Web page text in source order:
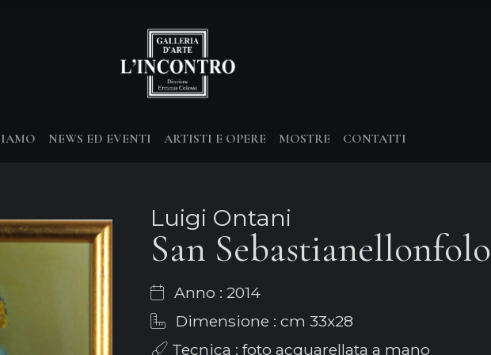
NEWS ED EVENTI ARTISTI E OPERE MOSTRE CONTATTI
Luigi Ontani
San Sebastianellonfolo
Anno : 2014
Dimensione : cm 33x28
Tecnica : foto acquarellata a mano